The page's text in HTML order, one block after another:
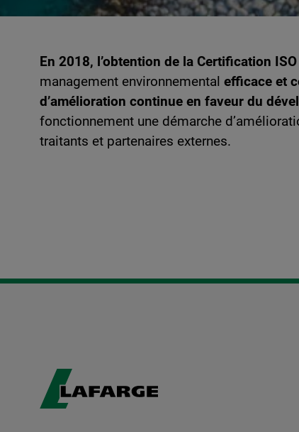
En 2018, l’obtention de la Certification
management environnemental efficace et
d’amélioration continue en faveur du
fonctionnement une démarche
traitants et partenaires externes.